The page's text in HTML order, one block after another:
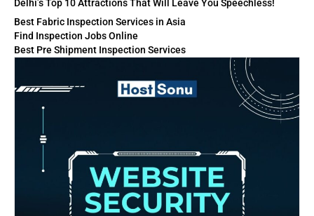
Delhi’s Top 10 Attractions That Will Leave You Speechless!
Best Fabric Inspection Services in Asia
Find Inspection Jobs Online
Best Pre Shipment Inspection Services